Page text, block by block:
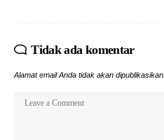
Tidak ada komentar
Alamat email Anda tidak akan dipublikasikan.